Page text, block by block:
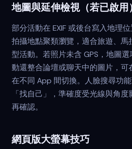
地圖與延伸檢視（若已啟用）
部分活動在 EXIF 或後台寫入地理
拍攝地點聚類瀏覽，適合旅遊、馬
型活動。若照片未含 GPS，地圖
動還整合論壇或聊天中的圖片，
在不同 App 間切換。人臉搜尋功
「找自己」，準確度受光線與角
再確認。
網頁版大螢幕技巧